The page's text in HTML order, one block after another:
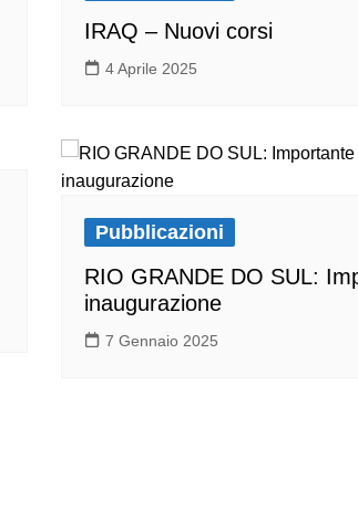
IRAQ – Nuovi corsi
4 Aprile 2025
Pubblicazioni
RIO GRANDE DO SUL:
inaugurazione
7 Gennaio 2025